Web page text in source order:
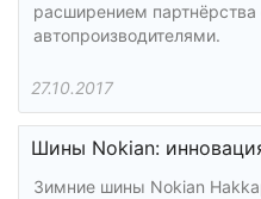
расширением
автопроизводителями.
27.10.2017
Шины Nokian:
Зимние шины Nokian